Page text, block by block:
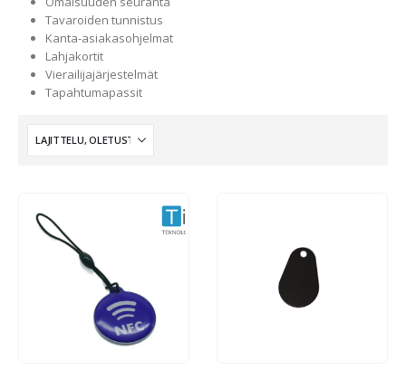
Tavaroiden tunnistus
Kanta-asiakasohjelmat
Lahjakortit
Vierailijajärjestelmät
Tapahtumapassit